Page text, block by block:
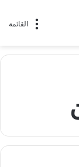
القائمة